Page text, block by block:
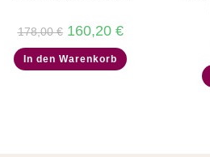
178,00€ Ursprünglicher
Preis
war:
178,00 €
160,20 €Aktueller
Preis
ist:
160,20 €.
In den Warenkorb